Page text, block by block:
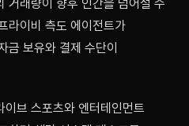
거래량이 향후 인간을 넘어설 수
라이비 측도 에이전트가
금 보유와 결제 수단이
브 스포츠와 엔터테인먼트